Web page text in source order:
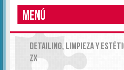
MENÚ
DETAILING, LIMPIEZA Y
ZX